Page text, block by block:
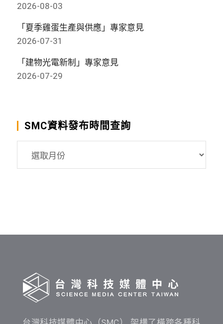
2026-08-03
「夏季雞蛋生產與供應」專家意見
2026-07-31
「建物光電新制」專家意見
2026-07-29
SMC資料發布時間查詢